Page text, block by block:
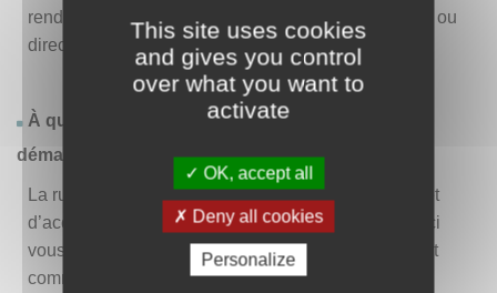
This site uses cookies
and gives you control
over what you want to
activate
OK, accept all
Deny all cookies
Personalize
rendez-vous dans le menu « Liste des démarches » ou
directement en page d’accueil.
À quoi correspond la rubrique « Effectuer une
démarche » ?
La rubrique « Effectuer une démarche » vous permet
d’accéder à la liste des démarches disponibles. D’ici
vous pouvez choisir la démarche vous intéressant et
commencer à la remplir en un clic.